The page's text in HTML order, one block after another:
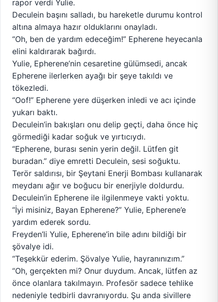
rapor verdi Yulie.
Deculein başını salladı, bu hareketle durumu kontrol
altına almaya hazır olduklarını onayladı.
“Oh, ben de yardım edeceğim!” Epherene heyecanla
elini kaldırarak bağırdı.
Yulie, Epherene’nin cesaretine gülümsedi, ancak
Epherene ilerlerken ayağı bir şeye takıldı ve
tökezledi.
“Oof!” Epherene yere düşerken inledi ve acı içinde
yukarı baktı.
Deculein’in bakışları onu delip geçti, daha önce hiç
görmediği kadar soğuk ve yırtıcıydı.
“Epherene, burası senin yerin değil. Lütfen git
buradan.” diye emretti Deculein, sesi soğuktu.
Terör saldırısı, bir Şeytani Enerji Bombası kullanarak
meydanı ağır ve boğucu bir enerjiyle doldurdu.
Deculein’in Epherene ile ilgilenmeye vakti yoktu.
“İyi misiniz, Bayan Epherene?” Yulie, Epherene’e
yardım ederek sordu.
Freyden’li Yulie, Epherene’in bile adını bildiği bir
şövalye idi.
“Teşekkür ederim. Şövalye Yulie, hayranınızım.”
“Oh, gerçekten mi? Onur duydum. Ancak, lütfen az
önce olanlara takılmayın. Profesör sadece tehlike
nedeniyle tedbirli davranıyordu. Şu anda sivillere